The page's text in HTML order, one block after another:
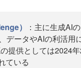
）
：主に生成AI
データやAIの利活用
提供としては2024
ている